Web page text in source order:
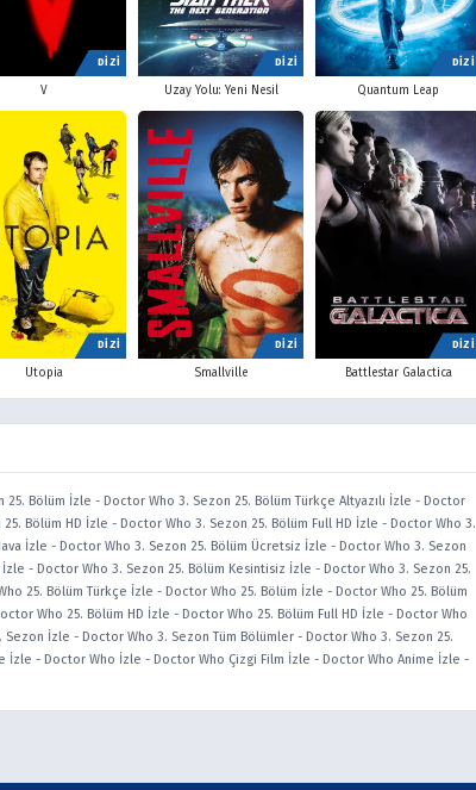
DİZİ
V
DİZİ
Uzay Yolu: Yeni Nesil
DİZİ
Quantum Leap
DİZİ
Utopia
DİZİ
Smallville
DİZİ
Battlestar Galactica
25. Bölüm İzle - Doctor Who 3. Sezon 25. Bölüm Türkçe Altyazılı İzle - Doctor
Bölüm HD İzle - Doctor Who 3. Sezon 25. Bölüm Full HD İzle - Doctor Who 3.
İzle - Doctor Who 3. Sezon 25. Bölüm Ücretsiz İzle - Doctor Who 3. Sezon
İzle - Doctor Who 3. Sezon 25. Bölüm Kesintisiz İzle - Doctor Who 3. Sezon 25.
25. Bölüm Türkçe İzle - Doctor Who 25. Bölüm İzle - Doctor Who 25. Bölüm
Who 25. Bölüm HD İzle - Doctor Who 25. Bölüm Full HD İzle - Doctor Who
Sezon İzle - Doctor Who 3. Sezon Tüm Bölümler - Doctor Who 3. Sezon 25.
İzle - Doctor Who İzle - Doctor Who Çizgi Film İzle - Doctor Who Anime İzle -